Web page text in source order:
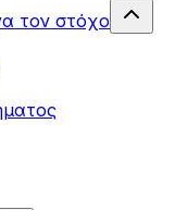
τον στόχο